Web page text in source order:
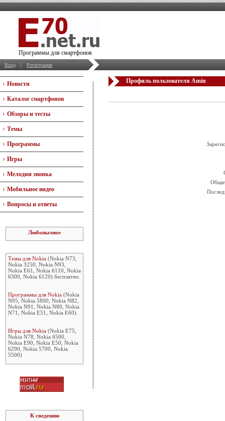
Программы для смартфонов
Вход | Регистрация
Новости
Каталог смартфонов
Обзоры и тесты
Темы
Программы
Игры
Мелодии звонка
Мобильное видео
Вопросы и ответы
Любопытное
Темы для Nokia (Nokia N73,
Nokia 3250, Nokia N93,
Nokia E61, Nokia 6110, Nokia
6300, Nokia 6120) бесплатно.
Программы для Nokia (Nokia
N95, Nokia 5800, Nokia N82,
Nokia N91, Nokia N80, Nokia
N71, Nokia E51, Nokia E60).
Игры для Nokia (Nokia E75,
Nokia N78, Nokia 6500,
Nokia E90, Nokia E50, Nokia
6290, Nokia 5700, Nokia
5500)
К сведению
Профиль пользователя Amin